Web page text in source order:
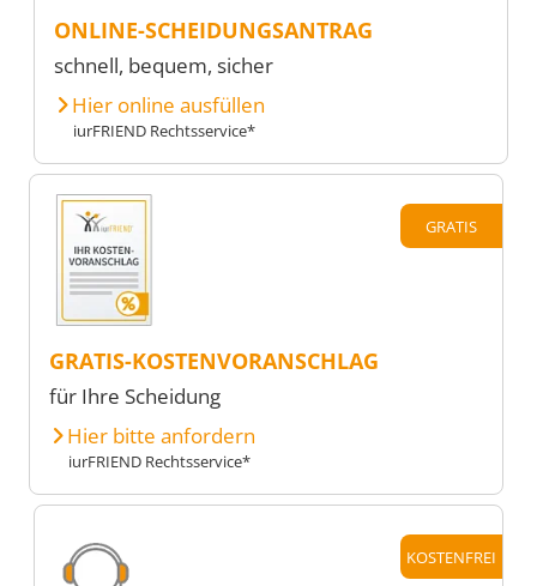
ONLINE-SCHEIDUNGSANTRAG
schnell, bequem, sicher
Hier online ausfüllen
iurFRIEND Rechtsservice*
GRATIS
GRATIS-KOSTENVORANSCHLAG
für Ihre Scheidung
Hier bitte anfordern
iurFRIEND Rechtsservice*
KOSTENFREI